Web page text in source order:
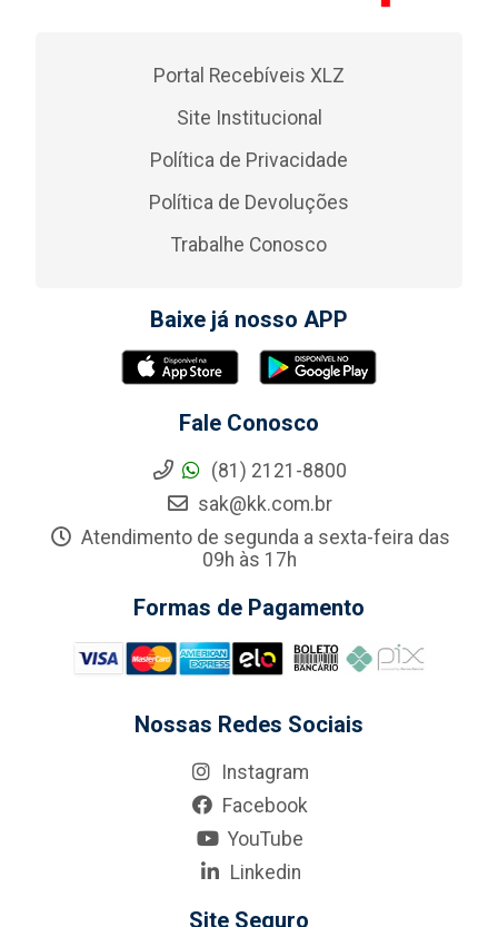
Portal Recebíveis XLZ
Site Institucional
Política de Privacidade
Política de Devoluções
Trabalhe Conosco
Baixe já nosso APP
Fale Conosco
(81) 2121-8800
sak@kk.com.br
Atendimento de segunda a sexta-feira das
09h às 17h
Formas de Pagamento
Nossas Redes Sociais
Instagram
Facebook
YouTube
Linkedin
Site Seguro